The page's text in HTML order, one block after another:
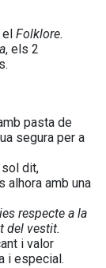
el Folklore.
, els 2
pasta de
segura per a
dit,
alhora amb una
respecte a la
del vestit.
i valor
i especial.